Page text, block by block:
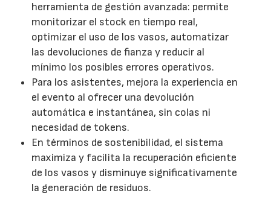
herramienta de gestión avanzada: permite
monitorizar el stock en tiempo real,
optimizar el uso de los vasos, automatizar
las devoluciones de fianza y reducir al
mínimo los posibles errores operativos.
Para los asistentes, mejora la experiencia en
el evento al ofrecer una devolución
automática e instantánea, sin colas ni
necesidad de tokens.
En términos de sostenibilidad, el sistema
maximiza y facilita la recuperación eficiente
de los vasos y disminuye significativamente
la generación de residuos.